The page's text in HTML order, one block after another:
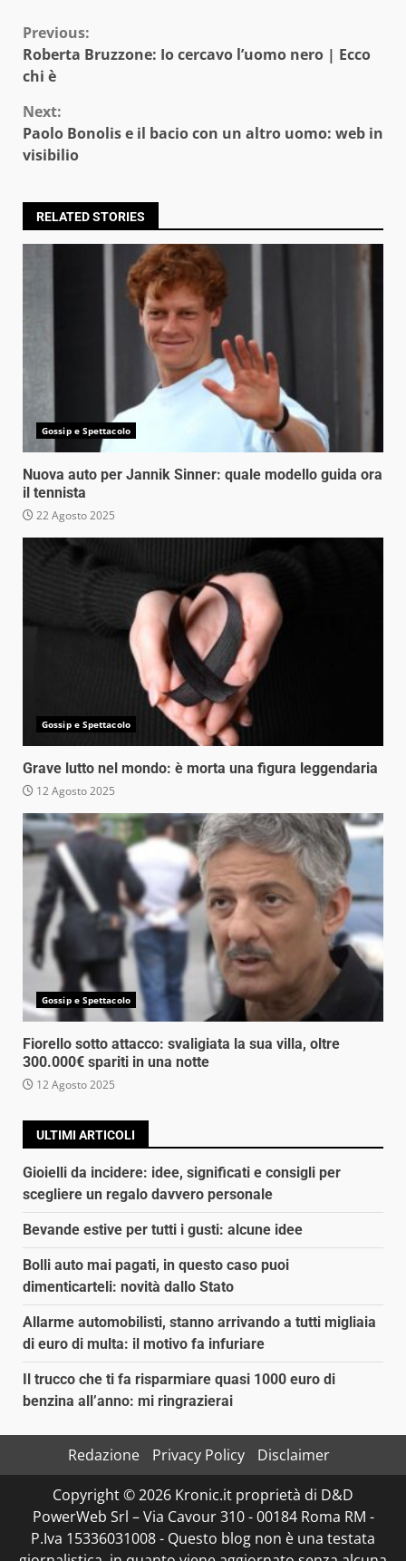
Continue
Reading
Previous:
Roberta Bruzzone: Io cercavo l’uomo nero | Ecco
chi è
Next:
Paolo Bonolis e il bacio con un altro uomo: web in
visibilio
RELATED STORIES
Gossip e Spettacolo
Nuova auto per Jannik Sinner: quale modello guida ora
il tennista
22 Agosto 2025
Gossip e Spettacolo
Grave lutto nel mondo: è morta una figura leggendaria
12 Agosto 2025
Gossip e Spettacolo
Fiorello sotto attacco: svaligiata la sua villa, oltre
300.000€ spariti in una notte
12 Agosto 2025
ULTIMI ARTICOLI
Gioielli da incidere: idee, significati e consigli per
scegliere un regalo davvero personale
Bevande estive per tutti i gusti: alcune idee
Bolli auto mai pagati, in questo caso puoi
dimenticarteli: novità dallo Stato
Allarme automobilisti, stanno arrivando a tutti migliaia
di euro di multa: il motivo fa infuriare
Il trucco che ti fa risparmiare quasi 1000 euro di
benzina all’anno: mi ringrazierai
Redazione Privacy Policy
Disclaimer
Copyright © 2026 Kronic.it proprietà di D&D
PowerWeb Srl – Via Cavour 310 - 00184 Roma RM -
P.Iva 15336031008 - Questo blog non è una testata